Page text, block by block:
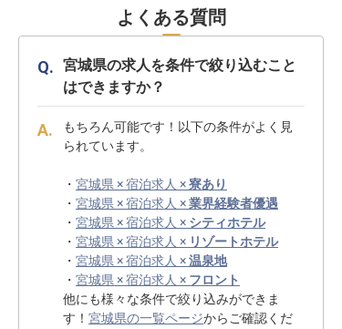
よくある質問
宮城県の求人を条件で絞り込むこと
はできますか？
もちろん可能です！以下の条件がよく見
られています。
・ 宮城県 × 宿泊求人 ×寮あり
・ 宮城県 × 宿泊求人 ×業界経験者優遇
・ 宮城県 × 宿泊求人 × シティホテル
・ 宮城県 × 宿泊求人 × リゾートホテル
・ 宮城県 × 宿泊求人 ×温泉地
・ 宮城県 × 宿泊求人 × フロント
他にも様々な条件で絞り込みができま
す！ 宮城県の一覧ページからご確認くだ